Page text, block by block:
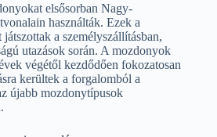
elsősorban Nagy-
használták. Ezek a
a személyszállításban,
utazások során. A mozdonyok
végétől kezdődően fokozatosan
kerültek a forgalomból a
újabb mozdonytípusok